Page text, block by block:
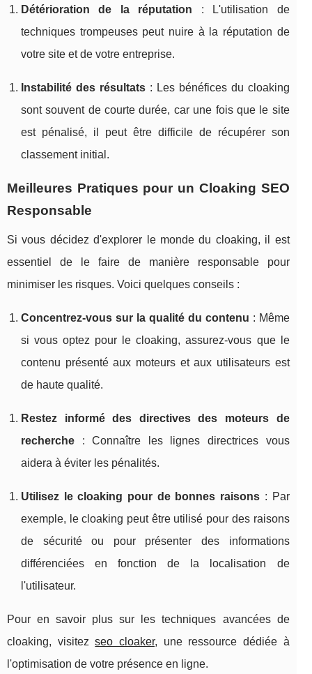
Détérioration de la réputation : L'utilisation de
techniques trompeuses peut nuire à la réputation de
votre site et de votre entreprise.
Instabilité des résultats: Les bénéfices du cloaking
sont souvent de courte durée, car une fois que le site
est pénalisé, il peut être difficile de récupérer son
classement initial.
Meilleures Pratiques pour un Cloaking SEO
Responsable
Si vous décidez d'explorer le monde du cloaking, il est
essentiel de le faire de manière responsable pour
minimiser les risques. Voici quelques conseils :
Concentrez-vous sur la qualité du contenu : Même
si vous optez pour le cloaking, assurez-vous que le
contenu présenté aux moteurs et aux utilisateurs est
de haute qualité.
Restez informé des directives des moteurs de
recherche : Connaître les lignes directrices vous
aidera à éviter les pénalités.
Utilisez le cloaking pour de bonnes raisons : Par
exemple, le cloaking peut être utilisé pour des raisons
de sécurité ou pour présenter des informations
différenciées en fonction de la localisation de
l'utilisateur.
Pour en savoir plus sur les techniques avancées de
cloaking, visitezseo cloaker, une ressource dédiée à
l'optimisation de votre présence en ligne.